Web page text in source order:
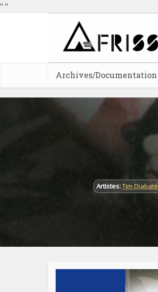
" "
Archives/Documentation
Artistes:Tim Diabaté